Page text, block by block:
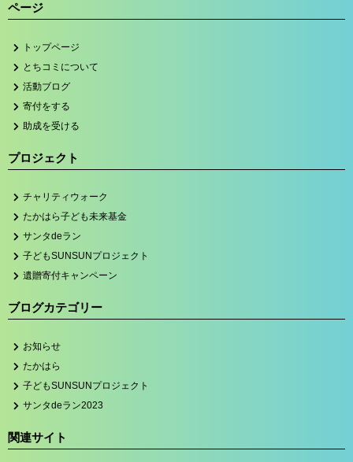
ページ
トップページ
とちコミについて
活動ブログ
寄付をする
助成を受ける
プロジェクト
チャリティウォーク
たかはら子ども未来基金
サンタdeラン
子どもSUNSUNプロジェクト
遺贈寄付キャンペーン
ブログカテゴリー
お知らせ
たかはら
子どもSUNSUNプロジェクト
サンタdeラン2023
関連サイト